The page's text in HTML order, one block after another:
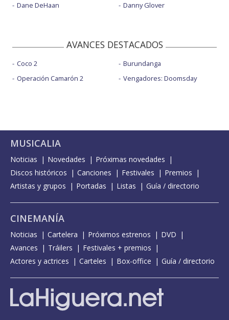
Dane DeHaan
Danny Glover
AVANCES DESTACADOS
Coco 2
Operación Camarón 2
Burundanga
Vengadores: Doomsday
MUSICALIA
Noticias Novedades
Próximas novedades
Discos históricos
Canciones Festivales
Premios
Artistas y grupos
Portadas Listas Guía / directorio
CINEMANÍA
Noticias Cartelera Próximos estrenos
DVD
Avances
Tráilers
Festivales + premios
Actores y actrices
Carteles Box-office Guía / directorio